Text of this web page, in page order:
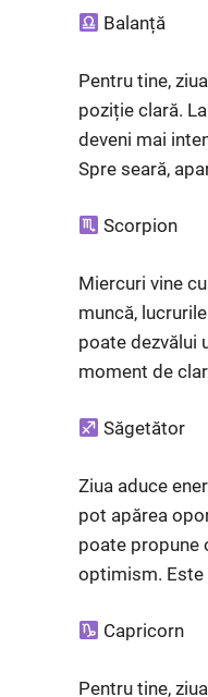
Balanță
Pentru tine,
poziție clară.
deveni mai
Spre seară,
Scorpion
Miercuri vine
muncă,
poate dezvălui
moment de
Săgetător
Ziua aduce
pot apărea
poate propune
optimism. Este
Capricorn
Pentru tine,